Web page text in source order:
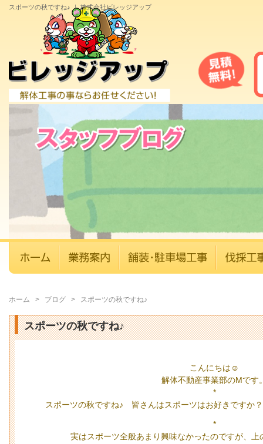
スポーツの秋ですね♪ ｜ 株式会社ビレッジアップ
ホーム > ブログ > スポーツの秋ですね♪
スポーツの秋ですね♪
こんにちは☺️
解体不動産事業部のMです
*
スポーツの秋ですね♪ 皆さんはスポーツはお好きですか
*
実はスポーツ全般あまり興味なかったのですが、